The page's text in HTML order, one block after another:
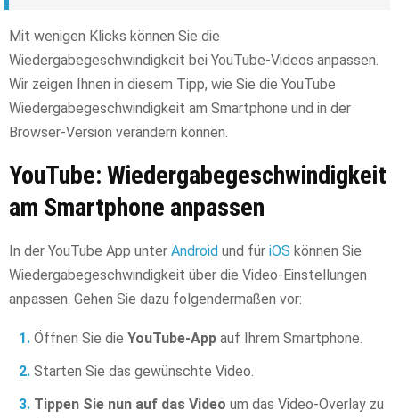
Mit wenigen Klicks können Sie die
Wiedergabegeschwindigkeit bei YouTube-Videos anpassen.
Wir zeigen Ihnen in diesem Tipp, wie Sie die YouTube
Wiedergabegeschwindigkeit am Smartphone und in der
Browser-Version verändern können.
YouTube: Wiedergabegeschwindigkeit
am Smartphone anpassen
In der YouTube App unter Android und für iOS können Sie
Wiedergabegeschwindigkeit über die Video-Einstellungen
anpassen. Gehen Sie dazu folgendermaßen vor:
Öffnen Sie die YouTube-App auf Ihrem Smartphone.
Starten Sie das gewünschte Video.
Tippen Sie nun auf das Video um das Video-Overlay zu